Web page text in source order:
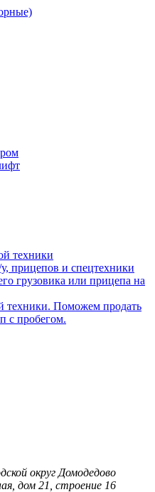
техники
прицепов и спецтехники
грузовика или прицепа на
техники. Поможем продать
с пробегом.
округ Домодедово
дом 21, строение 16